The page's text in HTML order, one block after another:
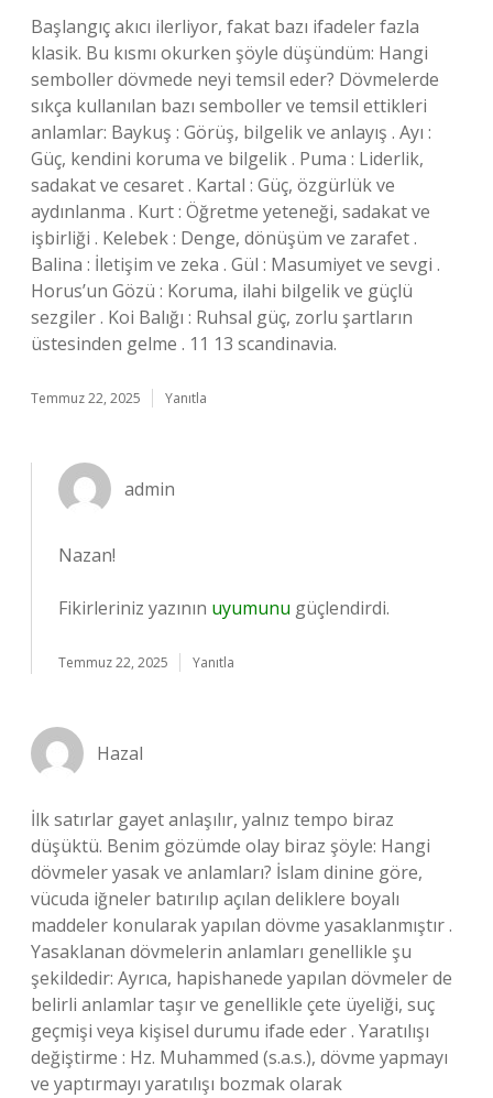
Başlangıç akıcı ilerliyor, fakat bazı ifadeler fazla
klasik. Bu kısmı okurken şöyle düşündüm: Hangi
semboller dövmede neyi temsil eder? Dövmelerde
sıkça kullanılan bazı semboller ve temsil ettikleri
anlamlar: Baykuş : Görüş, bilgelik ve anlayış . Ayı :
Güç, kendini koruma ve bilgelik . Puma : Liderlik,
sadakat ve cesaret . Kartal : Güç, özgürlük ve
aydınlanma . Kurt : Öğretme yeteneği, sadakat ve
işbirliği . Kelebek : Denge, dönüşüm ve zarafet .
Balina : İletişim ve zeka . Gül : Masumiyet ve sevgi .
Horus’un Gözü : Koruma, ilahi bilgelik ve güçlü
sezgiler . Koi Balığı : Ruhsal güç, zorlu şartların
üstesinden gelme . 11 13 scandinavia.
Temmuz 22, 2025 Yanıtla
admin
Nazan!
Fikirleriniz yazının uyumunu güçlendirdi.
Temmuz 22, 2025 Yanıtla
Hazal
İlk satırlar gayet anlaşılır, yalnız tempo biraz
düşüktü. Benim gözümde olay biraz şöyle: Hangi
dövmeler yasak ve anlamları? İslam dinine göre,
vücuda iğneler batırılıp açılan deliklere boyalı
maddeler konularak yapılan dövme yasaklanmıştır .
Yasaklanan dövmelerin anlamları genellikle şu
şekildedir: Ayrıca, hapishanede yapılan dövmeler de
belirli anlamlar taşır ve genellikle çete üyeliği, suç
geçmişi veya kişisel durumu ifade eder . Yaratılışı
değiştirme : Hz. Muhammed (s.a.s.), dövme yapmayı
ve yaptırmayı yaratılışı bozmak olarak